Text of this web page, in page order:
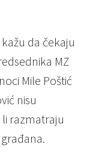
da čekaju
MZ
Mile Poštić
nisu
razmatraju